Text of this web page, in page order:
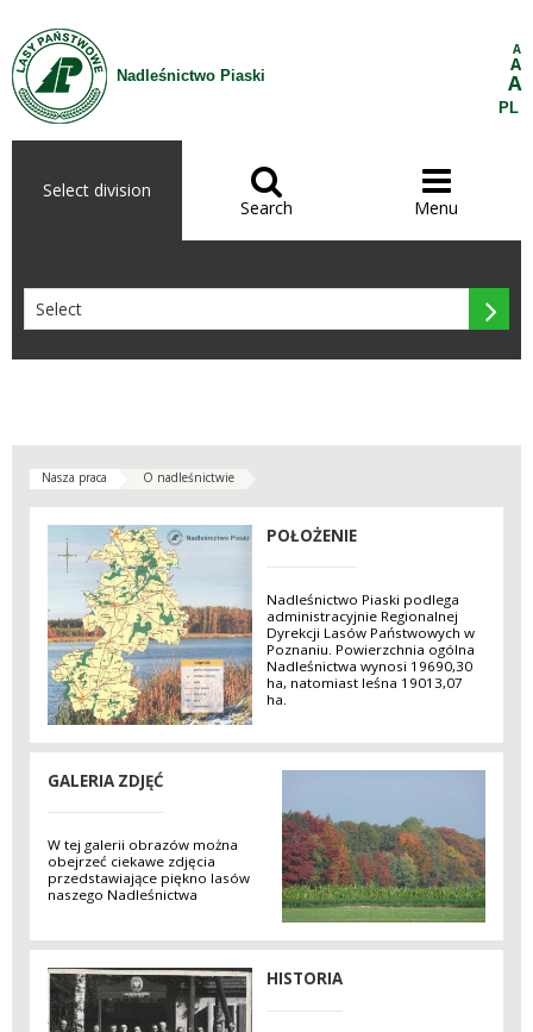
Skip to Content
Nadleśnictwo Piaski
A
A
A
PL
Select division 
Search

Menu

Nasza praca O nadleśnictwie
POŁOŻENIE
Nadleśnictwo Piaski podlega
administracyjnie Regionalnej
Dyrekcji Lasów Państwowych w
Poznaniu. Powierzchnia ogólna
Nadleśnictwa wynosi 19690,30
ha, natomiast leśna 19013,07
ha.
GALERIA ZDJĘĆ
W tej galerii obrazów można
obejrzeć ciekawe zdjęcia
przedstawiające piękno lasów
naszego Nadleśnictwa
HISTORIA